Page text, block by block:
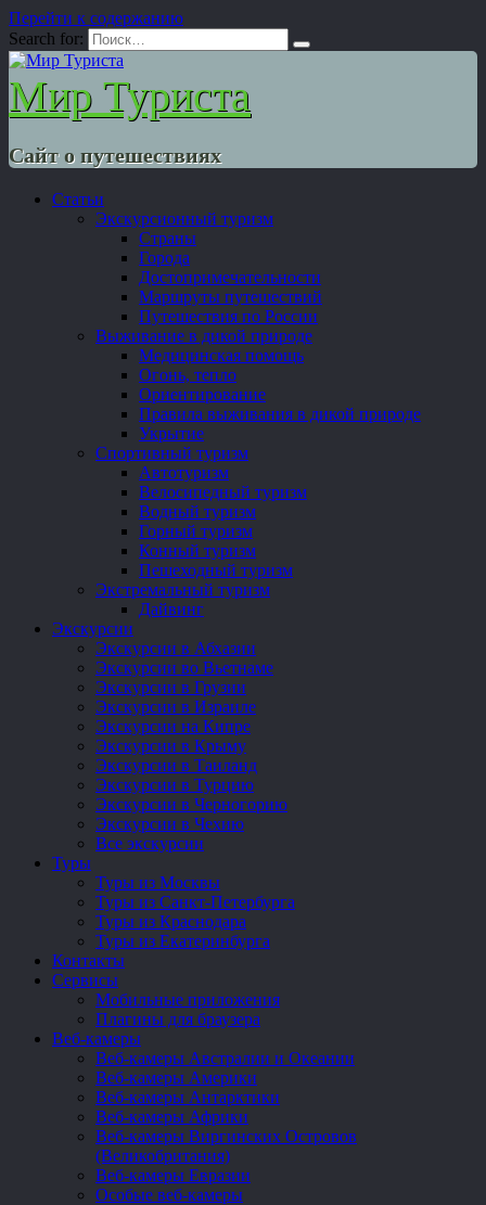
Перейти к содержанию
Search for:
Мир Туриста
Сайт о путешествиях
Статьи
Экскурсионный туризм
Страны
Города
Достопримечательности
Маршруты путешествий
Путешествия по России
Выживание в дикой природе
Медицинская помощь
Огонь, тепло
Ориентирование
Правила выживания в дикой природе
Укрытие
Спортивный туризм
Автотуризм
Велосипедный туризм
Водный туризм
Горный туризм
Конный туризм
Пешеходный туризм
Экстремальный туризм
Дайвинг
Экскурсии
Экскурсии в Абхазии
Экскурсии во Вьетнаме
Экскурсии в Грузии
Экскурсии в Израиле
Экскурсии на Кипре
Экскурсии в Крыму
Экскурсии в Таиланд
Экскурсии в Турцию
Экскурсии в Черногорию
Экскурсии в Чехию
Все экскурсии
Туры
Туры из Москвы
Туры из Санкт-Петербурга
Туры из Краснодара
Туры из Екатеринбурга
Контакты
Сервисы
Мобильные приложения
Плагины для браузера
Веб-камеры
Веб-камеры Австралии и Океании
Веб-камеры Америки
Веб-камеры Антарктики
Веб-камеры Африки
Веб-камеры Виргинских Островов
(Великобритания)
Веб-камеры Евразии
Особые веб-камеры